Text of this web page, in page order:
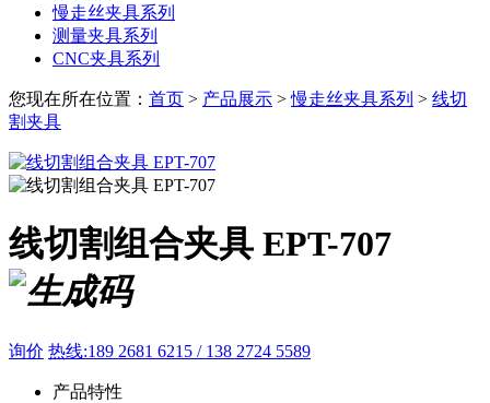
慢走丝夹具系列
测量夹具系列
CNC夹具系列
您现在所在位置： 首页 > 产品展示 >慢走丝夹具系列 > 线切
割夹具
线切割组合夹具 EPT-707
询价 热线:189 2681 6215 / 138 2724 5589
产品特性